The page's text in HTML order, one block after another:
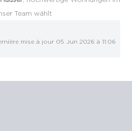
Team wählt
mise à jour 05 Jun 2026 à 11:06